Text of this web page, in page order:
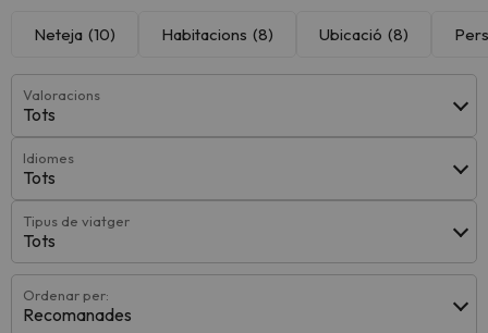
Neteja (10) Habitacions (8) Ubicació (8)
Valoracions
Tots
Idiomes
Tots
Tipus de viatger
Tots
Ordenar per:
Recomanades